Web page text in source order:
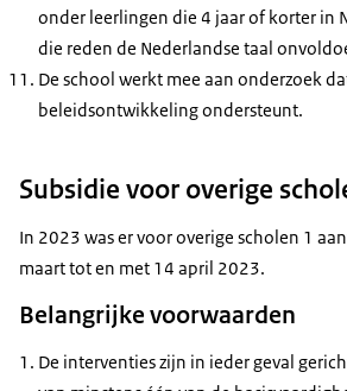
onder leerlingen die 4 jaar of korter in
die reden de Nederlandse taal
De school werkt mee aan onderzoek
beleidsontwikkeling ondersteunt.
Subsidie voor overige
In 2023 was er voor overige scholen 1
maart tot en met 14 april 2023.
Belangrijke voorwaarden
De interventies zijn in ieder geval